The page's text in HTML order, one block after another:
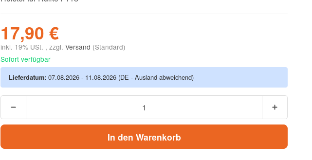
17,90 €
inkl. 19% USt. , zzgl. Versand (Standard)
Sofort verfügbar
Lieferdatum: 07.08.2026 - 11.08.2026 (DE - Ausland abweichend)
In den Warenkorb